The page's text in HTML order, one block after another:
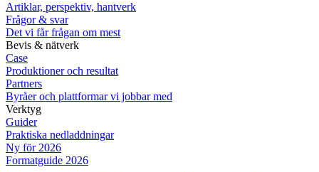
Artiklar, perspektiv, hantverk
Frågor & svar
Det vi får frågan om mest
Bevis & nätverk
Case
Produktioner och resultat
Partners
Byråer och plattformar vi jobbar med
Verktyg
Guider
Praktiska nedladdningar
Ny för 2026
Formatguide 2026